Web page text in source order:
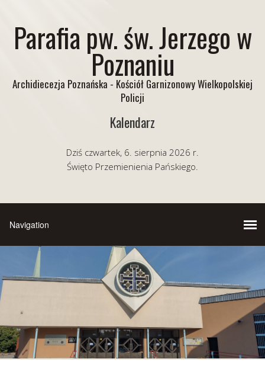
Parafia pw. św. Jerzego w
Poznaniu
Archidiecezja Poznańska - Kościół Garnizonowy Wielkopolskiej
Policji
Kalendarz
Dziś czwartek, 6. sierpnia 2026 r.
Święto Przemienienia Pańskiego.